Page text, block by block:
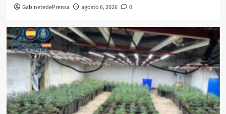
GabinetedePrensa agosto 6, 2026 0